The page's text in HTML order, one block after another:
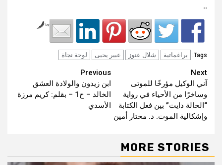
..
by
Tags: براغماتية شلال عنوز عبير يحيى لوحة نجاة
Continue
Reading
Previous
ابن زيدون والولادة العشق
الخالد – ح1 – بقلم: كريم مرزة
الأسدي
Next
آني الوكيل مؤرخًا للموتى
وساخرًا من الأحياء في رواية
“الحالة دايت” بين فعل الكتابة
وإشكالية الموت. د. مختار أمين
MORE STORIES